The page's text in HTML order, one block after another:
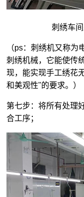
刺绣车
（ps：刺绣机又称
刺绣机械，它能使传
现，能实现手工绣花
和美观性"的要求。）
第七步：将所有处理
合工序；